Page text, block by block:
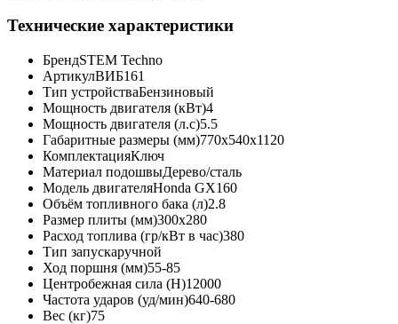
Технические характеристики
БрендSTEM Techno
АртикулВИБ161
Тип устройстваБензиновый
Мощность двигателя (кВт)4
Мощность двигателя (л.с)5.5
Габаритные размеры (мм)770х540х1120
КомплектацияКлюч
Материал подошвыДерево/сталь
Модель двигателяHonda GX160
Объём топливного бака (л)2.8
Размер плиты (мм)300х280
Расход топлива (гр/кВт в час)380
Тип запускаручной
Ход поршня (мм)55-85
Центробежная сила (Н)12000
Частота ударов (уд/мин)640-680
Вес (кг)75